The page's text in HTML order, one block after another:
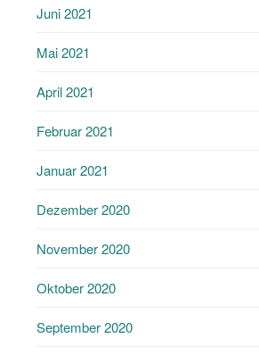
Juni 2021
Mai 2021
April 2021
Februar 2021
Januar 2021
Dezember 2020
November 2020
Oktober 2020
September 2020